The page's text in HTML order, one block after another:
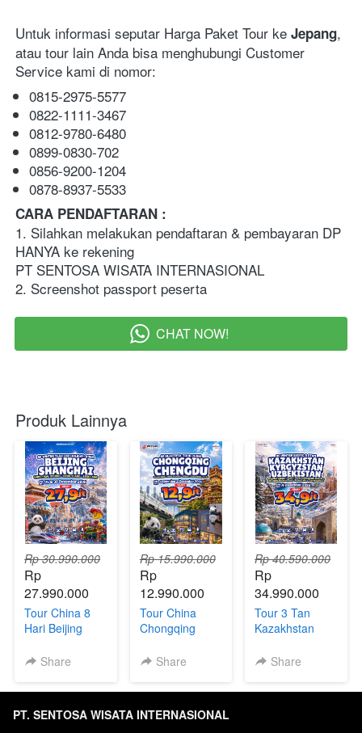
Untuk informasi seputar Harga Paket Tour ke Jepang,
atau tour lain Anda bisa menghubungi Customer
Service kami di nomor:
0815-2975-5577
0822-1111-3467
0812-9780-6480
0899-0830-702
0856-9200-1204
0878-8937-5533
CARA PENDAFTARAN :
1. Silahkan melakukan pendaftaran & pembayaran DP
HANYA ke rekening
PT SENTOSA WISATA INTERNASIONAL
2. Screenshot passport peserta
` CHAT NOW!
Produk Lainnya
Rp 30.990.000
Rp
27.990.000
Tour China 8
Hari Beijing
Universal
Disneyland &
Share
Rp 15.990.000
Rp
12.990.000
Tour China
Chongqing
| Direct Flight
Share
Rp 40.590.000
Rp
34.990.000
Tour 3 Tan
Kazakhstan
Kyrgyzstan 9
Share
PT. SENTOSA WISATA INTERNASIONAL